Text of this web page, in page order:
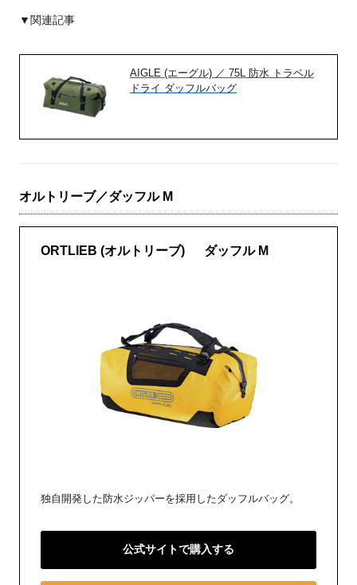
▼関連記事
AIGLE (エーグル) ／ 75L 防水 トラベル
ドライ ダッフルバッグ
オルトリーブ／ダッフル M
ORTLIEB (オルトリーブ) ダッフル M
独自開発した防水ジッパーを採用したダッフルバッグ。
公式サイトで購入する